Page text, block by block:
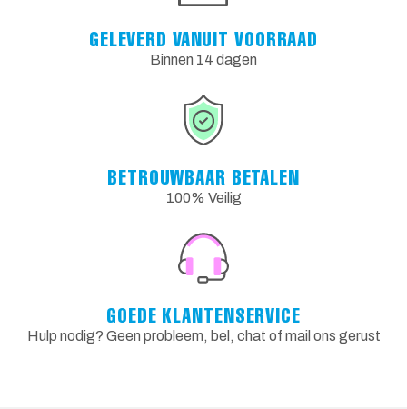
GELEVERD VANUIT VOORRAAD
Binnen 14 dagen
BETROUWBAAR BETALEN
100% Veilig
GOEDE KLANTENSERVICE
Hulp nodig? Geen probleem, bel, chat of mail ons gerust